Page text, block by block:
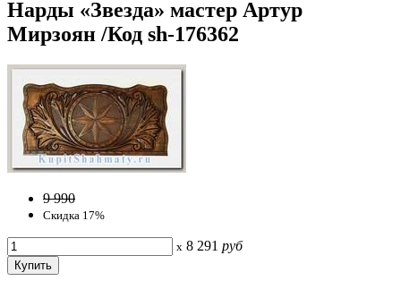
Нарды «Звезда» мастер Артур
Мирзоян /Код sh-176362
9 990
Скидка 17%
x 8 291 руб